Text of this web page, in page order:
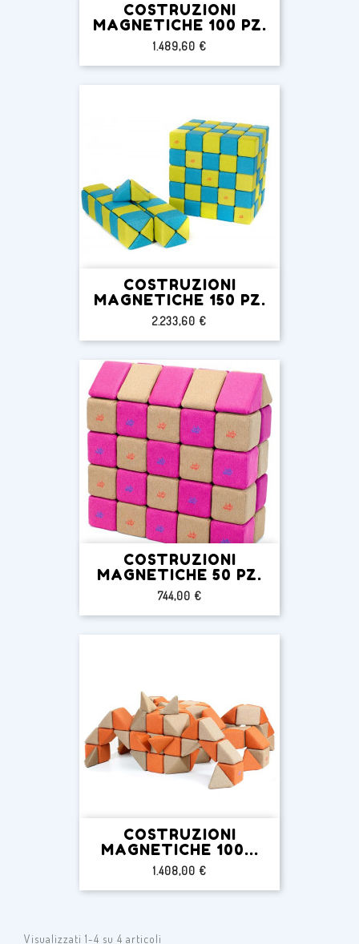
COSTRUZIONI
MAGNETICHE 100 PZ.
Prezzo
1.489,60 €
COSTRUZIONI
MAGNETICHE 150 PZ.
Prezzo
2.233,60 €
COSTRUZIONI
MAGNETICHE 50 PZ.
Prezzo
744,00 €
COSTRUZIONI
MAGNETICHE 100...
Prezzo
1.408,00 €
Visualizzati 1-4 su 4 articoli